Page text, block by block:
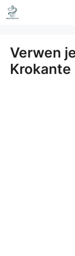
Ga
naar
inhoud
Verwen
Krokante